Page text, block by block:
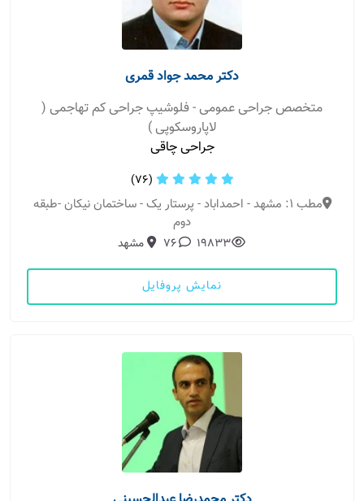
دکتر محمد جواد قمری
متخصص جراحی عمومی - فلوشیپ جراحی کم تهاجمی (
لاپاروسکوپی )
جراحی چاقی
(76)
مطب 1: مشهد - احمداباد - پرستار یک - ساختمان نیکان -طبقه
دوم
19833
76 مشهد
نمایش پروفایل